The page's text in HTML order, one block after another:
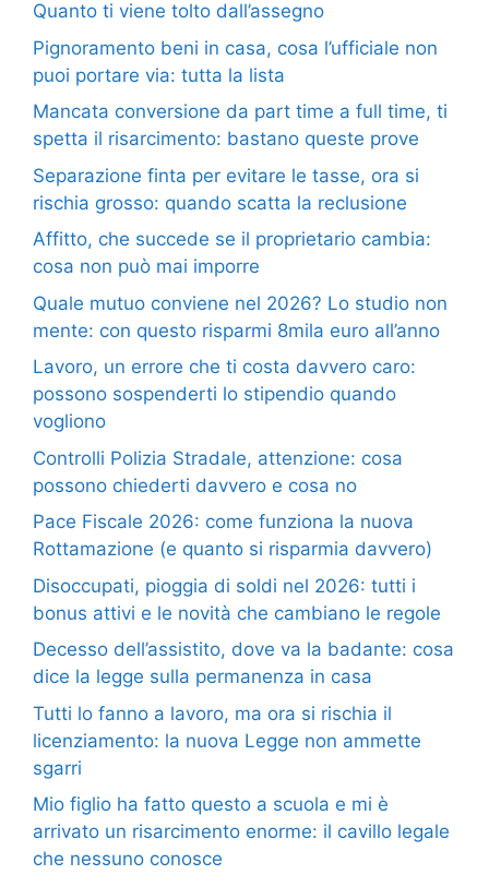
Quanto ti viene tolto dall’assegno
Pignoramento beni in casa, cosa l’ufficiale non
puoi portare via: tutta la lista
Mancata conversione da part time a full time, ti
spetta il risarcimento: bastano queste prove
Separazione finta per evitare le tasse, ora si
rischia grosso: quando scatta la reclusione
Affitto, che succede se il proprietario cambia:
cosa non può mai imporre
Quale mutuo conviene nel 2026? Lo studio non
mente: con questo risparmi 8mila euro all’anno
Lavoro, un errore che ti costa davvero caro:
possono sospenderti lo stipendio quando
vogliono
Controlli Polizia Stradale, attenzione: cosa
possono chiederti davvero e cosa no
Pace Fiscale 2026: come funziona la nuova
Rottamazione (e quanto si risparmia davvero)
Disoccupati, pioggia di soldi nel 2026: tutti i
bonus attivi e le novità che cambiano le regole
Decesso dell’assistito, dove va la badante: cosa
dice la legge sulla permanenza in casa
Tutti lo fanno a lavoro, ma ora si rischia il
licenziamento: la nuova Legge non ammette
sgarri
Mio figlio ha fatto questo a scuola e mi è
arrivato un risarcimento enorme: il cavillo legale
che nessuno conosce